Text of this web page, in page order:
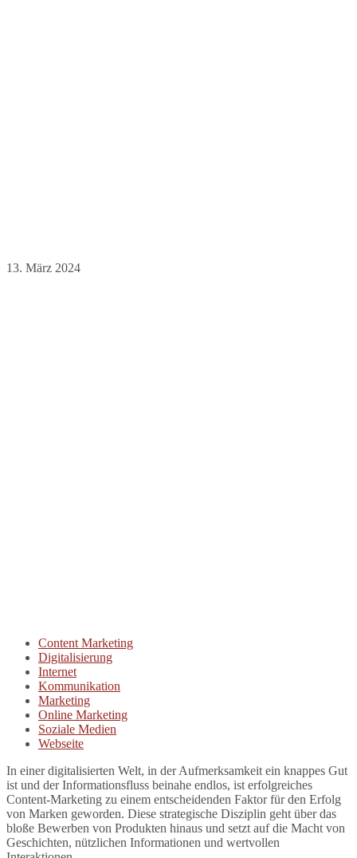
13. März 2024
Content Marketing
Digitalisierung
Internet
Kommunikation
Marketing
Online Marketing
Soziale Medien
Webseite
In einer digitalisierten Welt, in der Aufmerksamkeit ein knappes Gut
ist und der Informationsfluss beinahe endlos, ist erfolgreiches
Content-Marketing zu einem entscheidenden Faktor für den Erfolg
von Marken geworden. Diese strategische Disziplin geht über das
bloße Bewerben von Produkten hinaus und setzt auf die Macht von
Geschichten, nützlichen Informationen und wertvollen